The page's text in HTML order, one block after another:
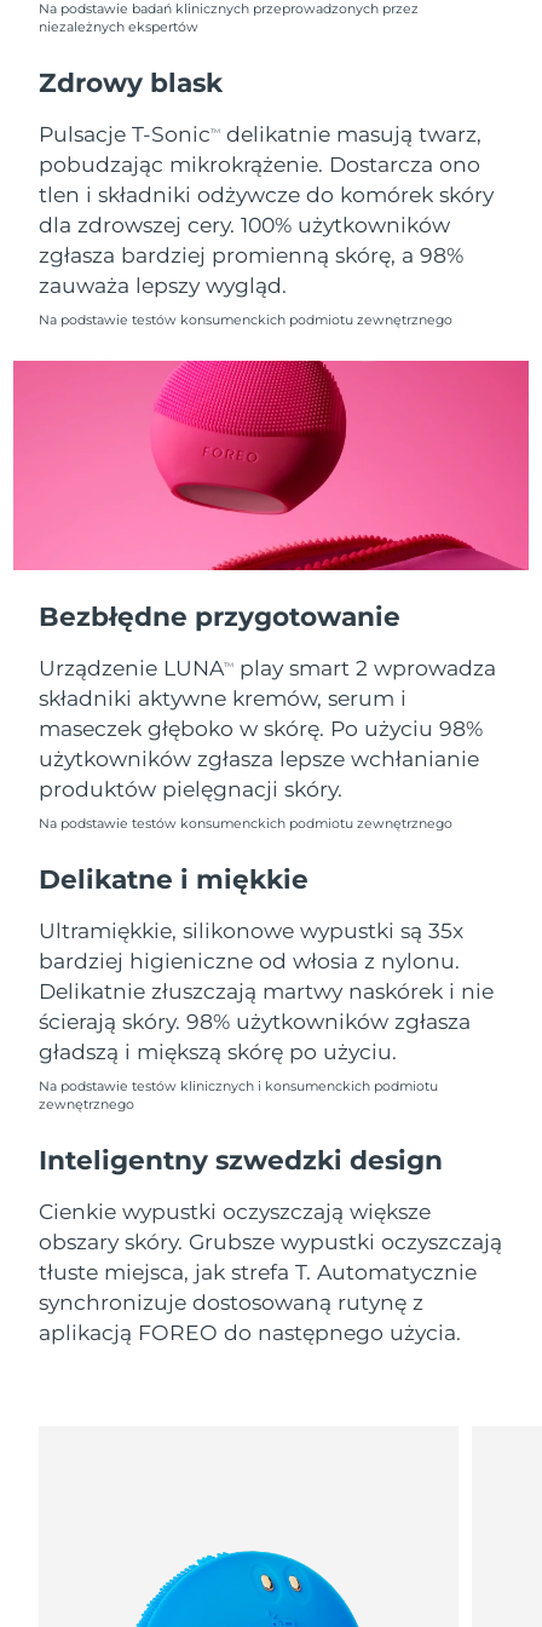
Na podstawie badań klinicznych przeprowadzonych przez
niezależnych ekspertów
Zdrowy blask
Pulsacje T-SonicTM
delikatnie masują twarz,
pobudzając mikrokrążenie. Dostarcza ono
tlen i składniki odżywcze do komórek skóry
dla zdrowszej cery. 100% użytkowników
zgłasza bardziej promienną skórę, a 98%
zauważa lepszy wygląd.
Na podstawie testów konsumenckich podmiotu zewnętrznego
Bezbłędne przygotowanie
Urządzenie LUNATM
play smart 2 wprowadza
składniki aktywne kremów, serum i
maseczek głęboko w skórę. Po użyciu 98%
użytkowników zgłasza lepsze wchłanianie
produktów pielęgnacji skóry.
Na podstawie testów konsumenckich podmiotu zewnętrznego
Delikatne i miękkie
Ultramiękkie, silikonowe wypustki są 35x
bardziej higieniczne od włosia z nylonu.
Delikatnie złuszczają martwy naskórek i nie
ścierają skóry. 98% użytkowników zgłasza
gładszą i miększą skórę po użyciu.
Na podstawie testów klinicznych i konsumenckich podmiotu
zewnętrznego
Inteligentny szwedzki design
Cienkie wypustki oczyszczają większe
obszary skóry. Grubsze wypustki oczyszczają
tłuste miejsca, jak strefa T. Automatycznie
synchronizuje dostosowaną rutynę z
aplikacją FOREO do następnego użycia.
Nowa Zelandia
Oczekiwany czas dostawy
11/8/26
Norwegia
Oczekiwany czas dostawy
Oman
Oczekiwany czas dostawy
14/8/26
Oczekiwany czas dostawy
Oczekiwany czas dostawy
Portoryko
Oczekiwany czas dostawy
Oczekiwany czas dostawy
Reunion
Oczekiwany czas dostawy
16/8/26
Rumunia
Oczekiwany czas dostawy
Arabia Saudyjska
Oczekiwany czas dostawy
12/8/26
Singapur
Oczekiwany czas dostawy
13/8/26
Słowacja
Oczekiwany czas dostawy
Słowenia
Republika
Południowej Afryki
Oczekiwany czas dostawy
19/8/26
Korea Południowa
Oczekiwany czas dostawy
Oczekiwany czas dostawy